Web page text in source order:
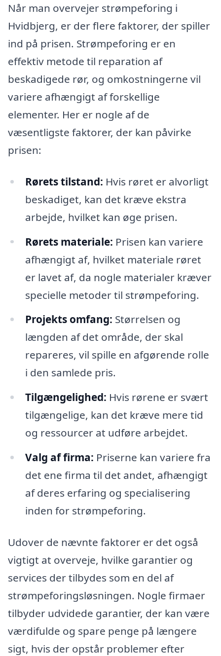
Når man overvejer strømpeforing i
Hvidbjerg, er der flere faktorer, der spiller
ind på prisen. Strømpeforing er en
effektiv metode til reparation af
beskadigede rør, og omkostningerne vil
variere afhængigt af forskellige
elementer. Her er nogle af de
væsentligste faktorer, der kan påvirke
prisen:
Rørets tilstand: Hvis røret er alvorligt
beskadiget, kan det kræve ekstra
arbejde, hvilket kan øge prisen.
Rørets materiale: Prisen kan variere
afhængigt af, hvilket materiale røret
er lavet af, da nogle materialer kræver
specielle metoder til strømpeforing.
Projekts omfang: Størrelsen og
længden af det område, der skal
repareres, vil spille en afgørende rolle
i den samlede pris.
Tilgængelighed: Hvis rørene er svært
tilgængelige, kan det kræve mere tid
og ressourcer at udføre arbejdet.
Valg af firma: Priserne kan variere fra
det ene firma til det andet, afhængigt
af deres erfaring og specialisering
inden for strømpeforing.
Udover de nævnte faktorer er det også
vigtigt at overveje, hvilke garantier og
services der tilbydes som en del af
strømpeforingsløsningen. Nogle firmaer
tilbyder udvidede garantier, der kan være
værdifulde og spare penge på længere
sigt, hvis der opstår problemer efter